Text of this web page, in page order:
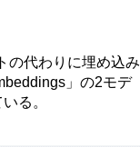
の代わりに埋め込み
」の2モデ
る。